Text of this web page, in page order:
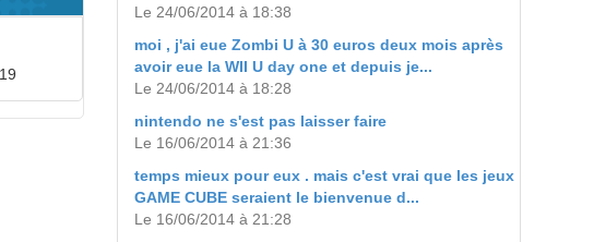
Le 24/06/2014 à 18:38
moi , j'ai eue Zombi U à 30 euros deux mois après
avoir eue la WII U day one et depuis je...
Le 24/06/2014 à 18:28
nintendo ne s'est pas laisser faire
Le 16/06/2014 à 21:36
temps mieux pour eux . mais c'est vrai que les jeux
GAME CUBE seraient le bienvenue d...
Le 16/06/2014 à 21:28